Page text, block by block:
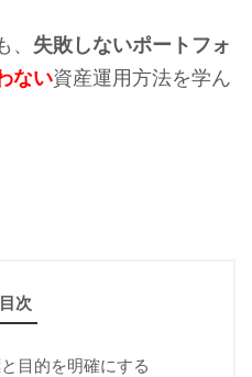
失敗しないポートフォ
ない資産運用方法を学ん
目次
目的を明確にする